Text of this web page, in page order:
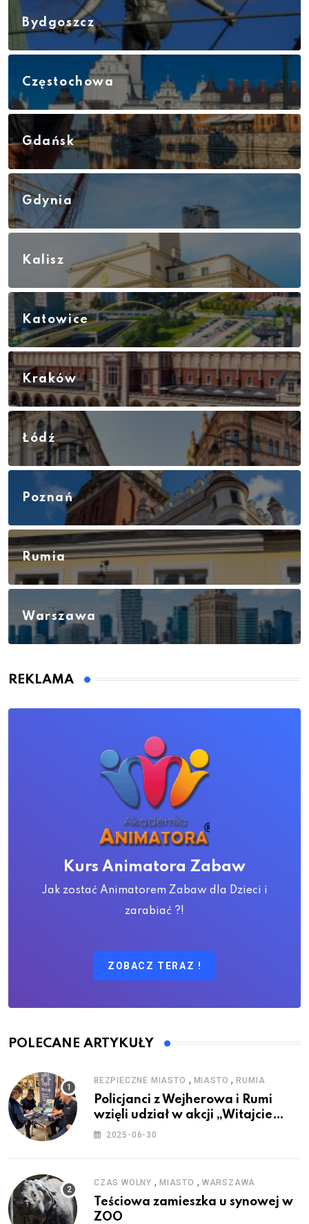
Bydgoszcz
Częstochowa
Gdańsk
Gdynia
Kalisz
Katowice
Kraków
Łódź
Poznań
Rumia
Warszawa
REKLAMA
Kurs Animatora Zabaw
Jak zostać Animatorem Zabaw dla Dzieci i
zarabiać ?!
ZOBACZ TERAZ !
POLECANE ARTYKUŁY
BEZPIECZNE MIASTO , MIASTO ,RUMIA
Policjanci z Wejherowa i Rumi
wzięli udział w akcji „Witajcie
Wakacje”
2025-06-30
CZAS WOLNY , MIASTO , WARSZAWA
Teściowa zamieszka u synowej w
ZOO